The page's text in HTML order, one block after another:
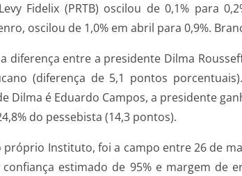
Fidelix (PRTB) oscilou de 0,1% para
oscilou de 1,0% em abril para 0,9%.
diferença entre a presidente Dilma
(diferença de 5,1 pontos
Dilma é Eduardo Campos, a presidente
do pessebista (14,3 pontos).
Instituto, foi a campo entre 26 de
estimado de 95% e margem